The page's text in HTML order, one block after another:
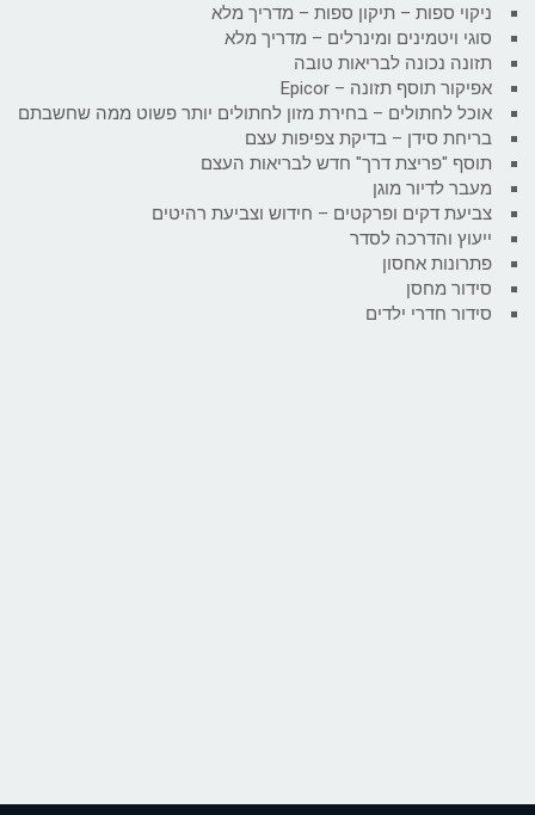
ניקוי ספות – תיקון ספות – מדריך מלא
סוגי ויטמינים ומינרלים – מדריך מלא
תזונה נכונה לבריאות טובה
אפיקור תוסף תזונה – Epicor
אוכל לחתולים – בחירת מזון לחתולים יותר פשוט ממה שחשבתם
בריחת סידן – בדיקת צפיפות עצם
תוסף "פריצת דרך" חדש לבריאות העצם
מעבר לדיור מוגן
צביעת דקים ופרקטים – חידוש וצביעת רהיטים
ייעוץ והדרכה לסדר
פתרונות אחסון
סידור מחסן
סידור חדרי ילדים